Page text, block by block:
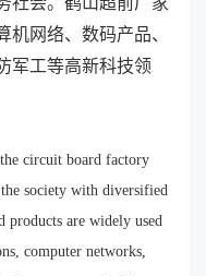
网络、数码产品、
军工等高新科技领
circuit board factory
society with diversified
products are widely used
computer networks,